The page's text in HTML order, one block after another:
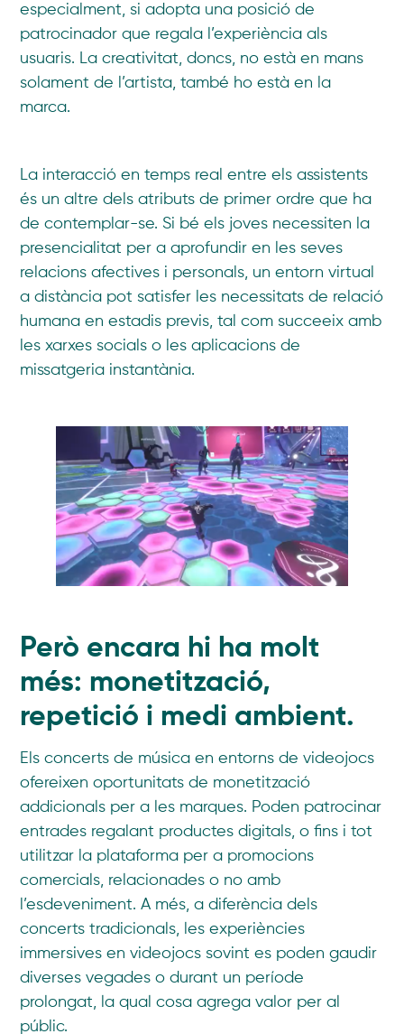
especialment, si adopta una posició de
patrocinador que regala l’experiència als
usuaris. La creativitat, doncs, no està en mans
solament de l’artista, també ho està en la
marca.
La interacció en temps real entre els assistents
és un altre dels atributs de primer ordre que ha
de contemplar-se. Si bé els joves necessiten la
presencialitat per a aprofundir en les seves
relacions afectives i personals, un entorn virtual
a distància pot satisfer les necessitats de relació
humana en estadis previs, tal com succeeix amb
les xarxes socials o les aplicacions de
missatgeria instantània.
Però encara hi ha molt
més: monetització,
repetició i medi ambient.
Els concerts de música en entorns de videojocs
ofereixen oportunitats de monetització
addicionals per a les marques. Poden patrocinar
entrades regalant productes digitals, o fins i tot
utilitzar la plataforma per a promocions
comercials, relacionades o no amb
l’esdeveniment. A més, a diferència dels
concerts tradicionals, les experiències
immersives en videojocs sovint es poden gaudir
diverses vegades o durant un període
prolongat, la qual cosa agrega valor per al
públic.